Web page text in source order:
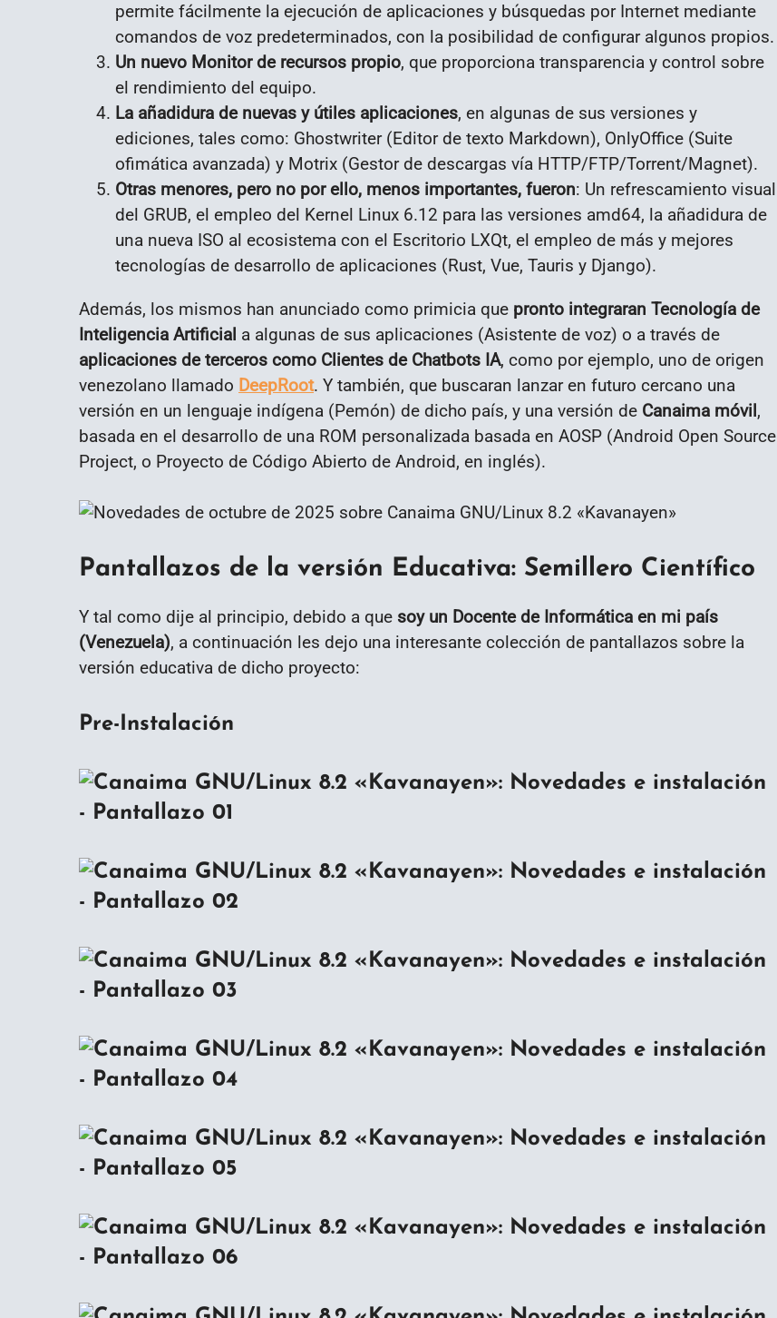
permite fácilmente la ejecución de aplicaciones y búsquedas por Internet mediante
comandos de voz predeterminados, con la posibilidad de configurar algunos propios.
Un nuevo Monitor de recursos propio, que proporciona transparencia y control sobre
el rendimiento del equipo.
La añadidura de nuevas y útiles aplicaciones, en algunas de sus versiones y
ediciones, tales como: Ghostwriter (Editor de texto Markdown), OnlyOffice (Suite
ofimática avanzada) y Motrix (Gestor de descargas vía HTTP/FTP/Torrent/Magnet).
Otras menores, pero no por ello, menos importantes, fueron: Un refrescamiento visual
del GRUB, el empleo del Kernel Linux 6.12 para las versiones amd64, la añadidura de
una nueva ISO al ecosistema con el Escritorio LXQt, el empleo de más y mejores
tecnologías de desarrollo de aplicaciones (Rust, Vue, Tauris y Django).
Además, los mismos han anunciado como primicia que pronto integraran Tecnología de
Inteligencia Artificial a algunas de sus aplicaciones (Asistente de voz) o a través de
aplicaciones de terceros como Clientes de Chatbots IA, como por ejemplo, uno de origen
venezolano llamado DeepRoot. Y también, que buscaran lanzar en futuro cercano una
versión en un lenguaje indígena (Pemón) de dicho país, y una versión de Canaima móvil,
basada en el desarrollo de una ROM personalizada basada en AOSP (Android Open Source
Project, o Proyecto de Código Abierto de Android, en inglés).
Pantallazos de la versión Educativa: Semillero Científico
Y tal como dije al principio, debido a que soy un Docente de Informática en mi país
(Venezuela), a continuación les dejo una interesante colección de pantallazos sobre la
versión educativa de dicho proyecto:
Pre-Instalación